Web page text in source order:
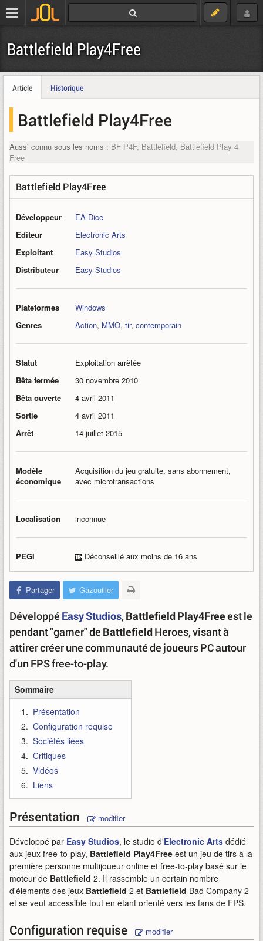
Battlefield Play4Free
Article Historique
Battlefield Play4Free
Aussi connu sous les noms : BF P4F, Battlefield, Battlefield Play 4
Free
Battlefield Play4Free
Développeur
EA Dice
Editeur
Electronic Arts
Exploitant
Easy Studios
Distributeur
Easy Studios
Plateformes
Windows
Genres
Action, MMO, tir, contemporain
Statut
Exploitation arrêtée
Bêta fermée
30 novembre 2010
Bêta ouverte
4 avril 2011
Sortie
4 avril 2011
Arrêt
14 juillet 2015
Modèle
économique
Acquisition du jeu gratuite, sans abonnement,
avec microtransactions
Localisation inconnue
PEGI Déconseillé aux moins de 16 ans
Partager Gazouiller
Développé Easy Studios,Battlefield Play4Freeest le
pendant "gamer" de BattlefieldHeroes, visant à
attirer créer une communauté de joueurs PC autour
d'un FPS free-to-play.
Sommaire
Présentation
Configuration requise
Sociétés liées
Critiques
Vidéos
Liens
Présentation modifier
Développé par Easy Studios, le studio d'Electronic Arts dédié
aux jeux free-to-play, Battlefield Play4Free est un jeu de tirs à la
première personne multijoueur online et free-to-play basé sur le
moteur de Battlefield 2. Il rassemble un certain nombre
d'éléments des jeux Battlefield 2 et Battlefield Bad Company 2
et se veut accessible tout en étant orienté vers les fans de FPS.
Configuration requise modifier